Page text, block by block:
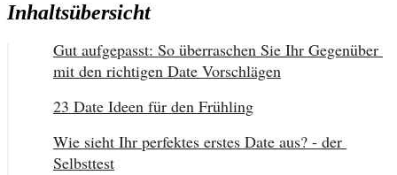
Inhaltsübersicht
Gut aufgepasst: So überraschen Sie Ihr Gegenüber
mit den richtigen Date Vorschlägen
23 Date Ideen für den Frühling
Wie sieht Ihr perfektes erstes Date aus? - der
Selbsttest